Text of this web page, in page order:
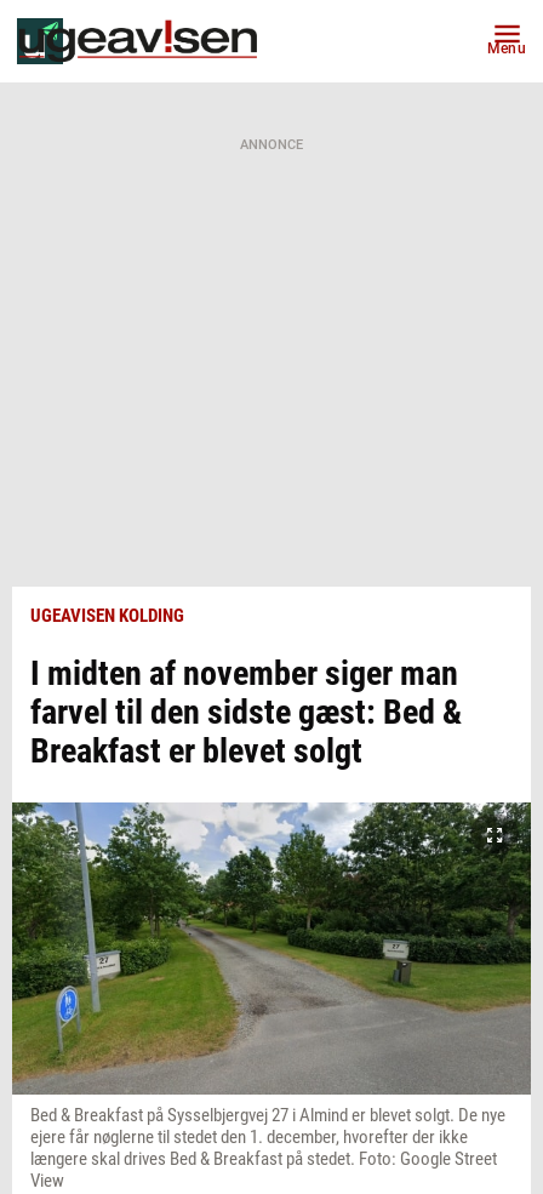
Menu
ANNONCE
UGEAVISEN KOLDING
I midten af november siger man
farvel til den sidste gæst: Bed &
Breakfast er blevet solgt
Bed & Breakfast på Sysselbjergvej 27 i Almind er blevet solgt. De nye
ejere får nøglerne til stedet den 1. december, hvorefter der ikke
længere skal drives Bed & Breakfast på stedet. Foto: Google Street
View